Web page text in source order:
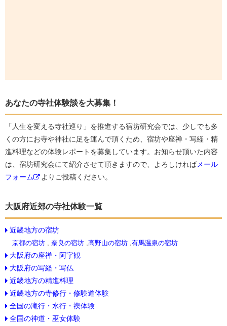
あなたの寺社体験談を大募集！
「人生を変える寺社巡り」を推進する宿坊研究会では、少しでも多
くの方にお寺や神社に足を運んで頂くため、宿坊や座禅・写経・精
進料理などの体験レポートを募集しています。お知らせ頂いた内容
は、宿坊研究会にて紹介させて頂きますので、よろしければメール
フォーム
よりご投稿ください。
大阪府近郊の寺社体験一覧
近畿地方の宿坊
京都の宿坊 , 奈良の宿坊 ,高野山の宿坊 ,有馬温泉の宿坊
大阪府の座禅・阿字観
大阪府の写経・写仏
近畿地方の精進料理
近畿地方の寺修行・修験道体験
全国の滝行・水行・禊体験
全国の神道・巫女体験